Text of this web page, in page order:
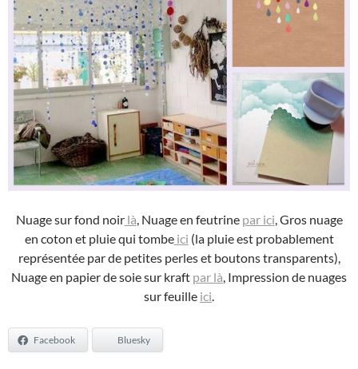
Nuage sur fond noirlà, Nuage en feutrine par ici, Gros nuage
en coton et pluie qui tombeici (la pluie est probablement
représentée par de petites perles et boutons transparents),
Nuage en papier de soie sur kraft par là, Impression de nuages
sur feuille ici.
Facebook Bluesky